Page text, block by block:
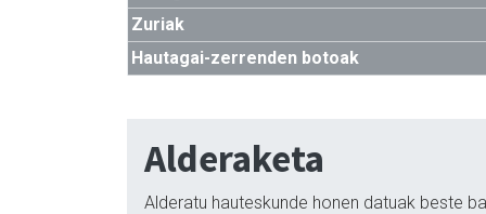
Zuriak
Hautagai-zerrenden botoak
Alderaketa
Alderatu hauteskunde honen datuak beste